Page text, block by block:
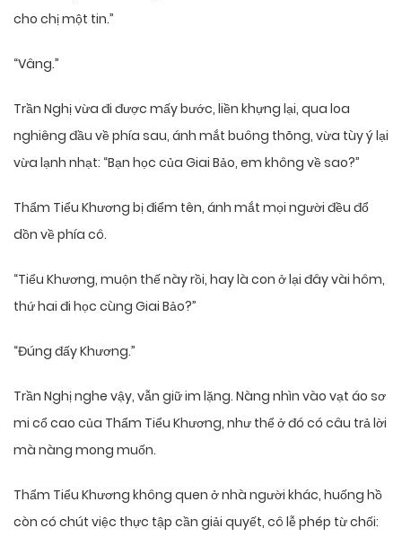
cho chị một tin.”
“Vâng.”
Trần Nghị vừa đi được mấy bước, liền khựng lại, qua loa
nghiêng đầu về phía sau, ánh mắt buông thõng, vừa tùy ý lại
vừa lạnh nhạt: “Bạn học của Giai Bảo, em không về sao?”
Thẩm Tiểu Khương bị điểm tên, ánh mắt mọi người đều đổ
dồn về phía cô.
“Tiểu Khương, muộn thế này rồi, hay là con ở lại đây vài hôm,
thứ hai đi học cùng Giai Bảo?”
“Đúng đấy Khương.”
Trần Nghị nghe vậy, vẫn giữ im lặng. Nàng nhìn vào vạt áo sơ
mi cổ cao của Thẩm Tiểu Khương, như thể ở đó có câu trả lời
mà nàng mong muốn.
Thẩm Tiểu Khương không quen ở nhà người khác, huống hồ
còn có chút việc thực tập cần giải quyết, cô lễ phép từ chối: